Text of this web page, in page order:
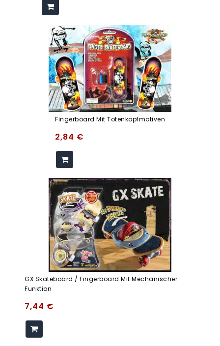
Fingerboard Mit Totenkopfmotiven
2,84 €
GX Skateboard / Fingerboard Mit Mechanischer
Funktion
7,44 €